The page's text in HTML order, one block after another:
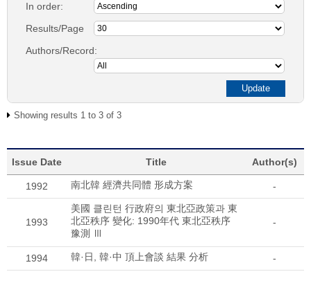
In order:
Results/Page
Authors/Record:
Showing results 1 to 3 of 3
Issue Date Title Author(s)
1992 南北韓 經濟共同體 形成方案 -
1993
美國 클린턴 行政府의 東北亞政策과 東
北亞秩序 變化: 1990年代 東北亞秩序
豫測 Ⅲ
-
1994 韓·日, 韓·中 頂上會談 結果 分析 -